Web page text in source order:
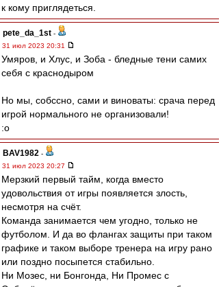
к кому приглядеться.
pete_da_1st -
31 июл 2023 20:31
Умяров, и Хлус, и Зоба - бледные тени самих
себя с краснодыром
Но мы, собссно, сами и виноваты: срача перед
игрой нормального не организовали!
:o
BAV1982 -
31 июл 2023 20:27
Мерзкий первый тайм, когда вместо
удовольствия от игры появляется злость,
несмотря на счёт.
Команда занимается чем угодно, только не
футболом. И да во флангах защиты при таком
графике и таком выборе тренера на игру рано
или поздно посыпется стабильно.
Ни Мозес, ни Бонгонда, Ни Промес с